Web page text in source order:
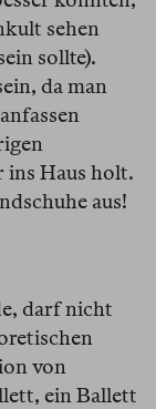
sehen
sollte).
da man
ins Haus holt.
aus!
darf nicht
von
ein Ballett